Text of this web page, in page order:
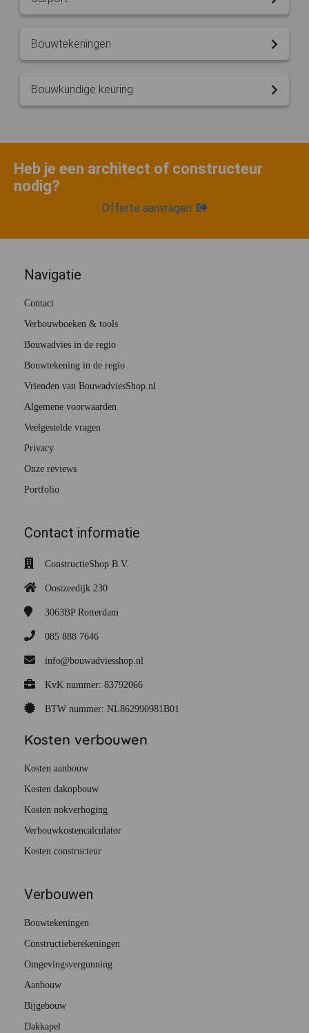
Bouwtekeningen
Bouwkundige keuring
Heb je een architect of constructeur
nodig?
Offerte aanvragen
Navigatie
Contact
Verbouwboeken & tools
Bouwadvies in de regio
Bouwtekening in de regio
Vrienden van BouwadviesShop.nl
Algemene voorwaarden
Veelgestelde vragen
Privacy
Onze reviews
Portfolio
Contact informatie
ConstructieShop B.V.
Oostzeedijk 230
3063BP Rotterdam
085 888 7646
info@bouwadviesshop.nl
KvK nummer: 83792066
BTW nummer: NL862990981B01
Kosten verbouwen
Kosten aanbouw
Kosten dakopbouw
Kosten nokverhoging
Verbouwkostencalculator
Kosten constructeur
Verbouwen
Bouwtekeningen
Constructieberekeningen
Omgevingsvergunning
Aanbouw
Bijgebouw
Dakkapel